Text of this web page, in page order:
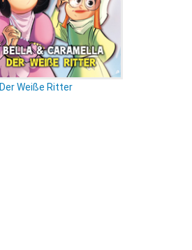
Der Weiße Ritter